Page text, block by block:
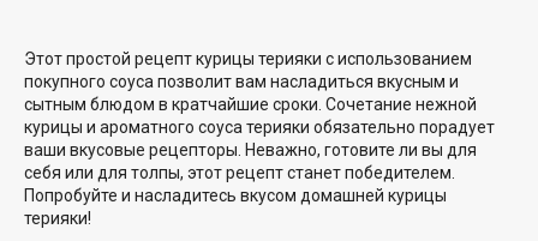
Этот простой рецепт курицы терияки с использованием
покупного соуса позволит вам насладиться вкусным и
сытным блюдом в кратчайшие сроки. Сочетание нежной
курицы и ароматного соуса терияки обязательно порадует
ваши вкусовые рецепторы. Неважно, готовите ли вы для
себя или для толпы, этот рецепт станет победителем.
Попробуйте и насладитесь вкусом домашней курицы
терияки!